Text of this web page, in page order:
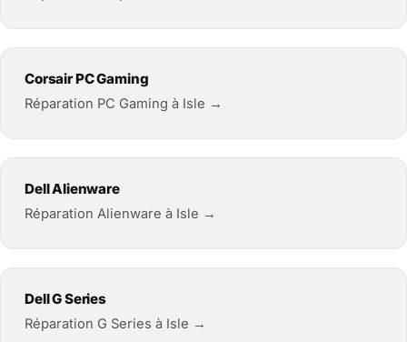
Corsair PC Gaming
Réparation PC Gaming à Isle →
Dell Alienware
Réparation Alienware à Isle →
Dell G Series
Réparation G Series à Isle →